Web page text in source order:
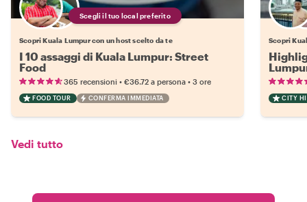
Scegli il tuo local preferito
Scopri Kuala Lumpur con un host scelto da te
I 10 assaggi di Kuala Lumpur: Street
Food
365 recensioni • €36.72 a persona • 3 ore
FOOD TOUR CONFERMA IMMEDIATA
Scopri
CITY
Vedi tutto